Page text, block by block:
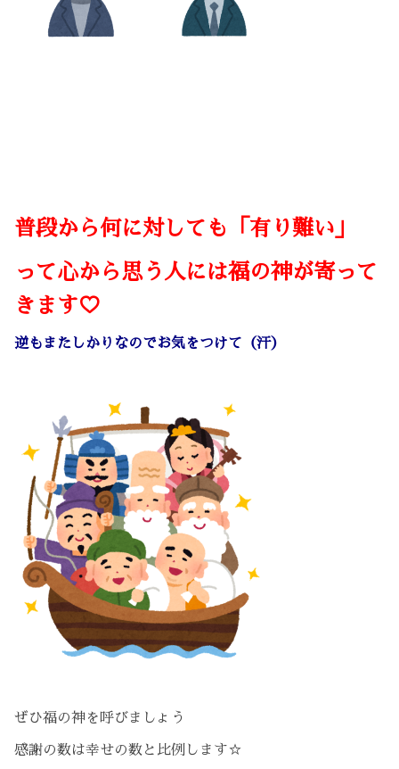
普段から何に対しても「有り難い」
って心から思う人には福の神が寄って
きます♡
逆もまたしかりなのでお気をつけて（汗）
ぜひ福の神を呼びましょう
感謝の数は幸せの数と比例します☆